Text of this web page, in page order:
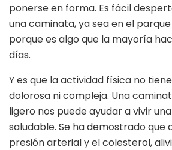
ponerse en forma. Es fácil
una caminata, ya sea en el
porque es algo que la mayoría
días.
Y es que la actividad física no
dolorosa ni compleja. Una
ligero nos puede ayudar a vivir
saludable. Se ha demostrado que
presión arterial y el colesterol,